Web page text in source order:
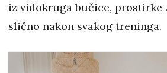
iz vidokruga bučice, prostirke
slično nakon svakog treninga.